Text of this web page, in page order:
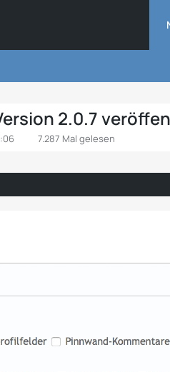
2.0.7
7.287 Mal gelesen